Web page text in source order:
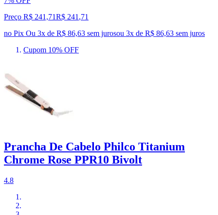
Preço R$ 241,71R$ 241 ,71
no Pix Ou 3x de R$ 86,63 sem jurosou 3x de R$ 86,63 sem juros
Cupom 10% OFF
Prancha De Cabelo Philco Titanium
Chrome Rose PPR10 Bivolt
4.8